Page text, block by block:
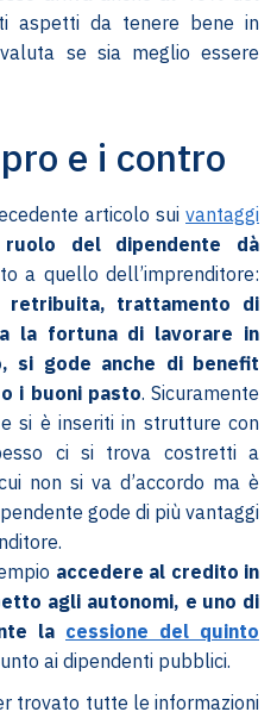
aspetti da tenere bene in
se sia meglio essere
e i contro
articolo sui vantaggi
del dipendente dà
a quello dell’imprenditore:
retribuita, trattamento di
la fortuna di lavorare in
si gode anche di benefit
i buoni pasto. Sicuramente
si è inseriti in strutture con
ci si trova costretti a
non si va d’accordo ma è
gode di più vantaggi
accedere al credito in
agli autonomi, e uno di
la cessione del quinto
ai dipendenti pubblici.
trovato tutte le informazioni